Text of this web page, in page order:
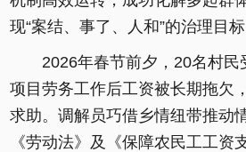
现“案结、事了、人和”的治理目标
2026年春节前夕，20名村民
项目劳务工作后工资被长期拖欠
求助。调解员巧借乡情纽带推动
《劳动法》及《保障农民工工资